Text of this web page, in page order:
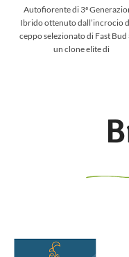
Autofiorente di 3ª
Ibrido ottenuto dall’incrocio
ceppo selezionato di Fast Bud
un clone elite di